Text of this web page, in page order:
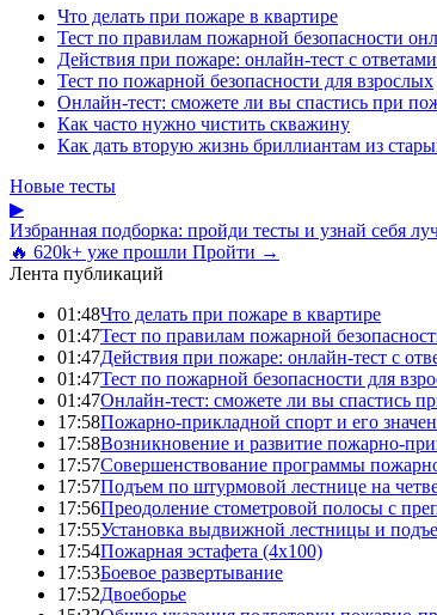
Что делать при пожаре в квартире
Тест по правилам пожарной безопасности
Действия при пожаре: онлайн-тест с ответами
Тест по пожарной безопасности для взрослых
Онлайн-тест: сможете ли вы спастись при
Как часто нужно чистить скважину
Как дать вторую жизнь бриллиантам из
Новые тесты
▶
Избранная подборка: пройди тесты и узнай себя
🔥 620k+ уже прошли Пройти →
Лента публикаций
01:48Что делать при пожаре в квартире
01:47Тест по правилам пожарной
01:47Действия при пожаре: онлайн-тест с
01:47Тест по пожарной безопасности для
01:47Онлайн-тест: сможете ли вы спастись
17:58Пожарно-прикладной спорт и его
17:58Возникновение и развитие пожарно-
17:57Совершенствование программы
17:57Подъем по штурмовой лестнице на
17:56Преодоление стометровой полосы с
17:55Установка выдвижной лестницы и
17:54Пожарная эстафета (4x100)
17:53Боевое развертывание
17:52Двоеборье